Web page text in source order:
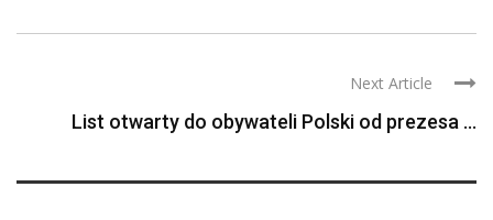
Next Article
List otwarty do obywateli Polski od prezesa ...